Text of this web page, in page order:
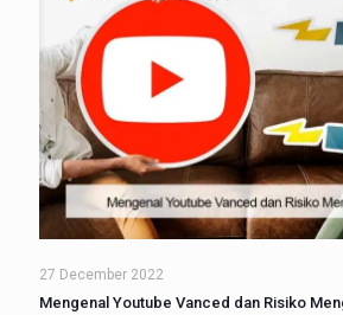
27 December 2022
Mengenal Youtube Vanced dan Risiko